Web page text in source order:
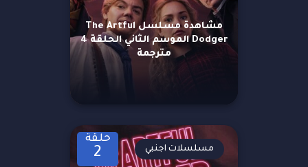
مشاهدة مسلسل The Artful
Dodger الموسم الثاني الحلقة 4
مترجمة
حلقة
2 مسلسلات اجنبي